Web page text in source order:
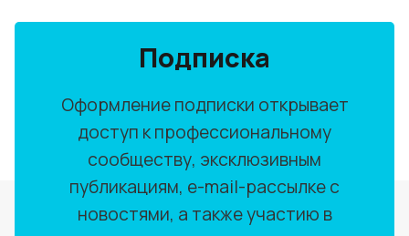
Подписка
Оформление подписки открывает
доступ к профессиональному
сообществу, эксклюзивным
публикациям, e-mail-рассылке с
новостями, а также участию в